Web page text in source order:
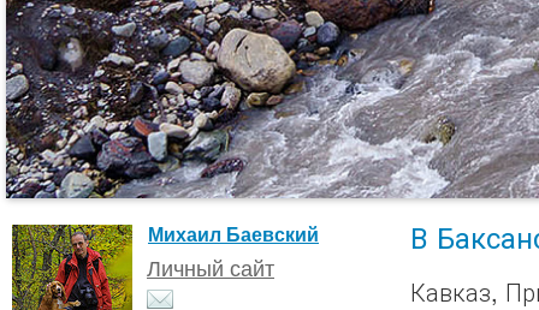
Михаил Баевский
Личный сайт
В
Кавказ,